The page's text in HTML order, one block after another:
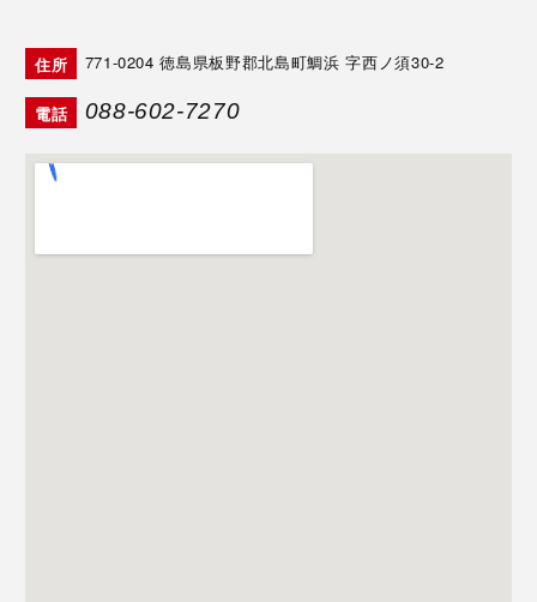
住所 771-0204徳島県板野郡北島町鯛浜 字西ノ須30-2
電話 088-602-7270